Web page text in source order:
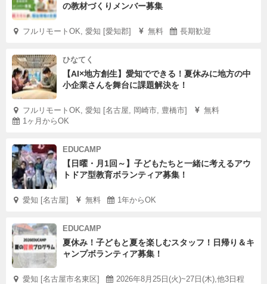
の教材づくりメンバー募集
フルリモートOK, 愛知 [愛知郡] 無料 長期歓迎
ひなてく
【AI×地方創生】愛知でできる！夏休みに地方の中
小企業さんを舞台に課題解決を！
フルリモートOK, 愛知 [名古屋, 岡崎市, 豊橋市]
無料
1ヶ月からOK
EDUCAMP
【日曜・月1回～】子どもたちと一緒に考えるアウ
トドア型教育ボランティア募集！
愛知 [名古屋] 無料 1年からOK
EDUCAMP
夏休み！子どもと夏を楽しむスタッフ！日帰り＆キ
ャンプボランティア募集！
愛知 [名古屋市名東区]
2026年8月25日(火)~27日(木),他3日程